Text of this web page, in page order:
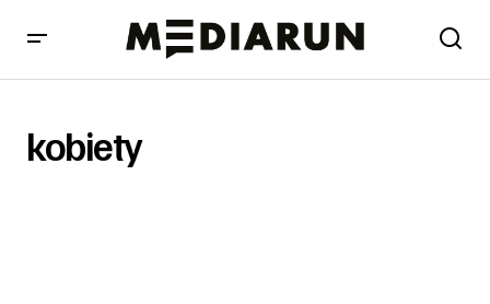
kobiety